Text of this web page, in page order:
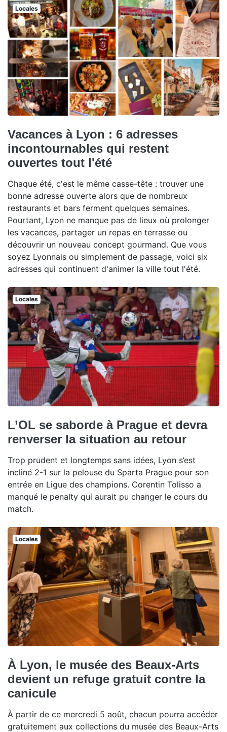
Locales
Vacances à Lyon : 6 adresses
incontournables qui restent
ouvertes tout l'été
Chaque été, c'est le même casse-tête : trouver une
bonne adresse ouverte alors que de nombreux
restaurants et bars ferment quelques semaines.
Pourtant, Lyon ne manque pas de lieux où prolonger
les vacances, partager un repas en terrasse ou
découvrir un nouveau concept gourmand. Que vous
soyez Lyonnais ou simplement de passage, voici six
adresses qui continuent d'animer la ville tout l'été.
Locales
L’OL se saborde à Prague et devra
renverser la situation au retour
Trop prudent et longtemps sans idées, Lyon s’est
incliné 2-1 sur la pelouse du Sparta Prague pour son
entrée en Ligue des champions. Corentin Tolisso a
manqué le penalty qui aurait pu changer le cours du
match.
Locales
À Lyon, le musée des Beaux-Arts
devient un refuge gratuit contre la
canicule
À partir de ce mercredi 5 août, chacun pourra accéder
gratuitement aux collections du musée des Beaux-Arts